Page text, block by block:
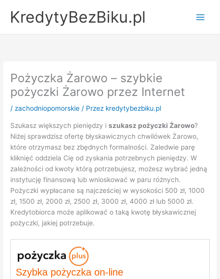
KredytyBezBiku.pl
Pożyczka Żarowo – szybkie
pożyczki Żarowo przez Internet
/zachodniopomorskie / Przez kredytybezbiku.pl
Szukasz większych pieniędzy iszukasz pożyczki Żarowo?
Niżej sprawdzisz ofertę błyskawicznych chwilówek Żarowo,
które otrzymasz bez zbędnych formalności. Zaledwie parę
kliknięć oddziela Cię od zyskania potrzebnych pieniędzy. W
zależności od kwoty którą potrzebujesz, możesz wybrać jedną
instytucję finansową lub wnioskować w paru różnych.
Pożyczki wypłacane są najcześciej w wysokości 500 zł, 1000
zł, 1500 zł, 2000 zł, 2500 zł, 3000 zł, 4000 zł lub 5000 zł.
Kredytobiorca może aplikować o taką kwotę błyskawicznej
pożyczki, jakiej potrzebuje.
Szybka pożyczka on-line